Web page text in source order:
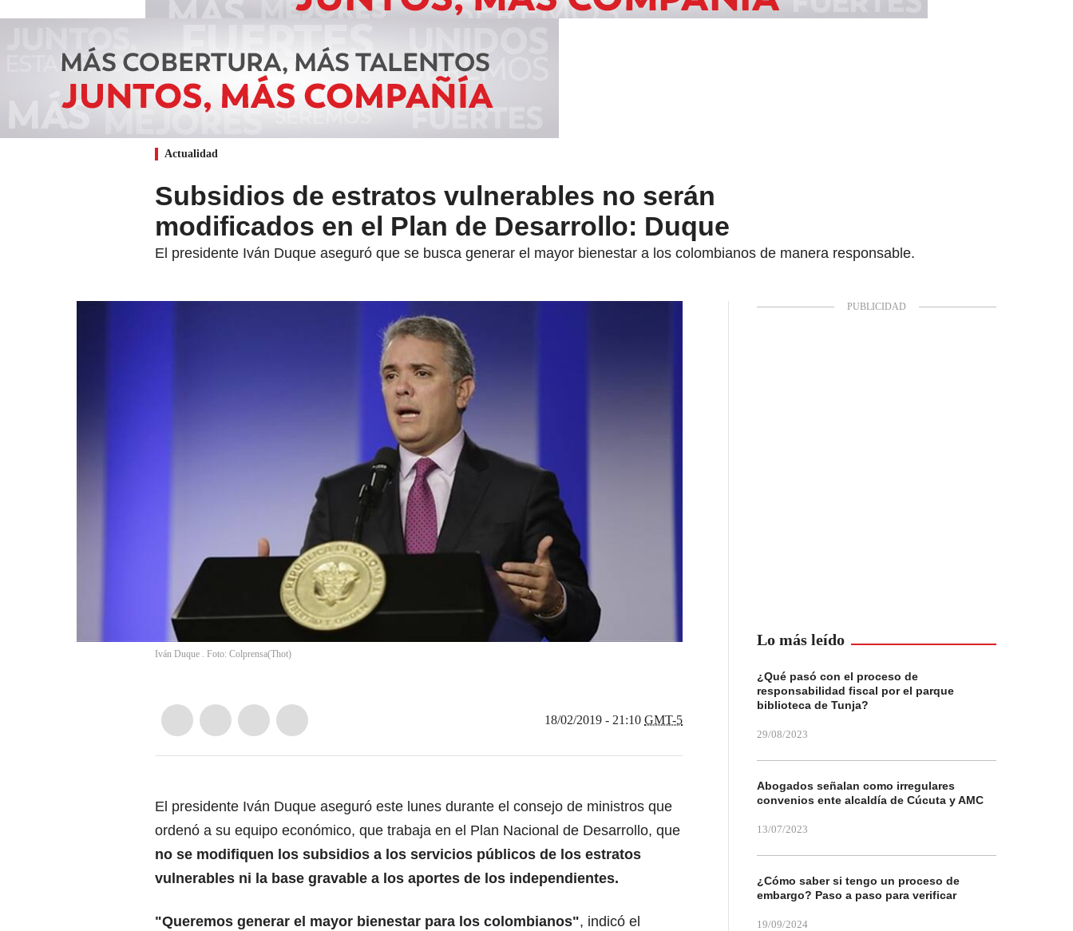
Actualidad
Subsidios de estratos vulnerables no serán
modificados en el Plan de Desarrollo: Duque
El presidente Iván Duque aseguró que se busca generar el mayor bienestar a los colombianos de manera responsable.
Iván Duque . Foto: Colprensa(Thot)
18/02/2019 - 21:10 GMT-5
El presidente Iván Duque aseguró este lunes durante el consejo de ministros que
ordenó a su equipo económico, que trabaja en el Plan Nacional de Desarrollo, que
no se modifiquen los subsidios a los servicios públicos de los estratos
vulnerables ni la base gravable a los aportes de los independientes.
"Queremos generar el mayor bienestar para los colombianos", indicó el
Lo más leído
¿Qué pasó con el proceso de
responsabilidad fiscal por el parque
biblioteca de Tunja?
29/08/2023
Abogados señalan como irregulares
convenios ente alcaldía de Cúcuta y AMC
13/07/2023
¿Cómo saber si tengo un proceso de
embargo? Paso a paso para verificar
19/09/2024